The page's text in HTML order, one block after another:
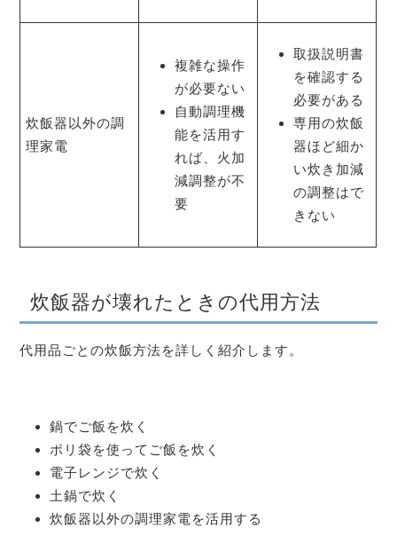
炊飯器以外の調
理家電
複雑な操作
が必要ない
自動調理機
能を活用す
れば、火加
減調整が不
要
取扱説明書
を確認する
必要がある
専用の炊飯
器ほど細か
い炊き加減
の調整はで
きない
炊飯器が壊れたときの代用方法
代用品ごとの炊飯方法を詳しく紹介します。
鍋でご飯を炊く
ポリ袋を使ってご飯を炊く
電子レンジで炊く
土鍋で炊く
炊飯器以外の調理家電を活用する